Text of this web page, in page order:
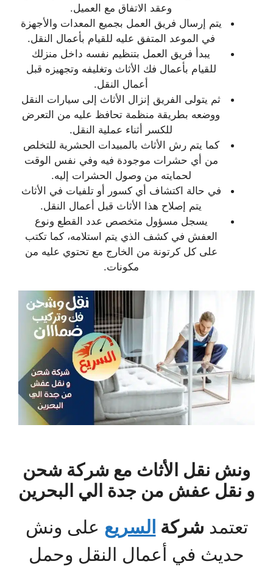
وعقد الاتفاق مع العميل.
يتم إرسال فريق العمل بجميع المعدات والأجهزة
في الموعد المتفق عليه للقيام بأعمال النقل.
يبدأ فريق العمل بتنظيم نفسه داخل منزلك
للقيام بأعمال فك الأثاث وتغليفه وتجهيزه قبل
أعمال النقل.
ثم يتولى الفريق إنزال الأثاث إلى سيارات النقل
ووضعه بطريقة منظمة تحافظ عليه من التعرض
للكسر أثناء عملية النقل.
كما يتم رش الأثاث بالمبيدات الحشرية للتخلص
من أي حشرات موجودة فيه وفي نفس الوقت
لحمايته من وصول الحشرات إليه.
في حالة اكتشاف أي كسور أو تلفيات في الأثاث
يتم إصلاح هذا الأثاث قبل أعمال النقل.
يسجل مسؤول متخصص عدد القطع ونوع
العفش في كشف الذي يتم استلامه، كما تكتب
على كل كرتونة من الخارج مع تحتوي عليه من
مكونات.
ونش نقل الأثاث مع شركة شحن
و نقل عفش من جدة الي البحرين
تعتمد شركة السريع على ونش
حديث في أعمال النقل وحمل